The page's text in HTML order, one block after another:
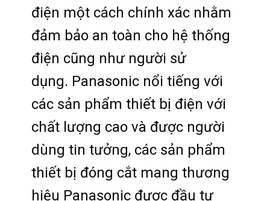
điện một cách chính xác nhằm
đảm bảo an toàn cho hệ thống
điện cũng như người sử
dụng. Panasonic nổi tiếng với
các sản phẩm thiết bị điện với
chất lượng cao và được người
dùng tin tưởng, các sản phẩm
thiết bị đóng cắt mang thương
hiệu Panasonic được đầu tư